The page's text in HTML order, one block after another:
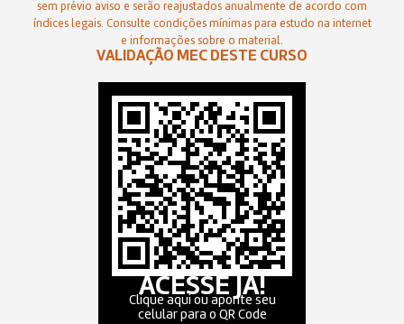
sem prévio aviso e serão reajustados anualmente de acordo com
índices legais. Consulte condições mínimas para estudo na internet
e informações sobre o material.
VALIDAÇÃO MEC DESTE CURSO
ACESSE JÁ!
Clique aqui ou aponte seu
celular para o QR Code